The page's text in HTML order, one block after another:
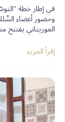
في إطار خطة
وحضور أعضاء
الموريتاني يفتتح
إقرأ المزيد